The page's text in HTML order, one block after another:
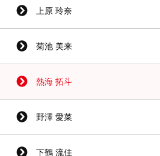
上原 玲奈
菊池 美来
熱海 拓斗
野澤 愛菜
下鶴 流佳